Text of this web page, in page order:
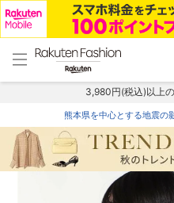
menu home
トップ
3,980円(税込)以上
熊本県を中心とする地震の